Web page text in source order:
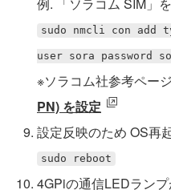
sudo nmcli con add
user sora password
※ソラコム社参考ページ
PN) を設定
設定反映のため OS再
sudo reboot
4GPiの通信LEDラン